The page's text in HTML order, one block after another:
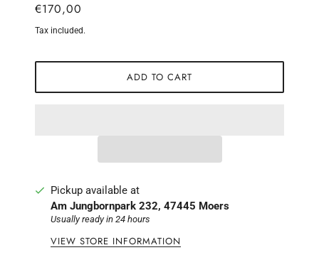
€170,00
Tax included.
ADD TO CART
Pickup available at
Am Jungbornpark 232, 47445 Moers
Usually ready in 24 hours
VIEW STORE INFORMATION